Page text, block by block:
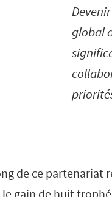
global
de ce partenariat
gain de huit